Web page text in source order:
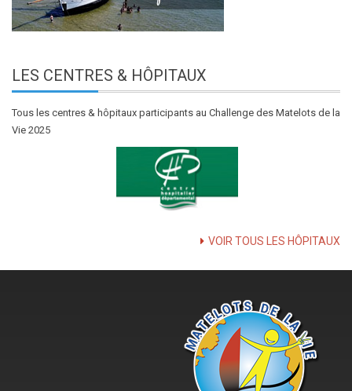
LES CENTRES & HÔPITAUX
Tous les centres & hôpitaux participants au Challenge des Matelots de la
Vie 2025
VOIR TOUS LES HÔPITAUX